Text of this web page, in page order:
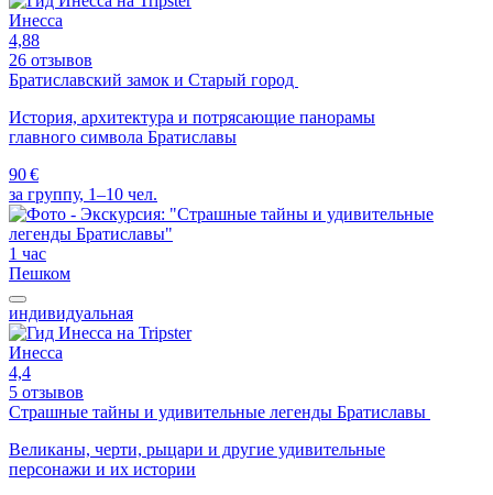
Инесса
4,88
26 отзывов
Братиславский замок и Старый город
История, архитектура и потрясающие панорамы
главного символа Братиславы
90 €
за группу, 1–10 чел.
1 час
Пешком
индивидуальная
Инесса
4,4
5 отзывов
Страшные тайны и удивительные легенды Братиславы
Великаны, черти, рыцари и другие удивительные
персонажи и их истории